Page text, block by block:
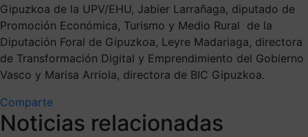
Gipuzkoa de la UPV/EHU, Jabier Larrañaga, diputado de
Promoción Económica, Turismo y Medio Rural de la
Diputación Foral de Gipuzkoa, Leyre Madariaga, directora
de Transformación Digital y Emprendimiento del Gobierno
Vasco y Marisa Arriola, directora de BIC Gipuzkoa.
Comparte
Noticias relacionadas